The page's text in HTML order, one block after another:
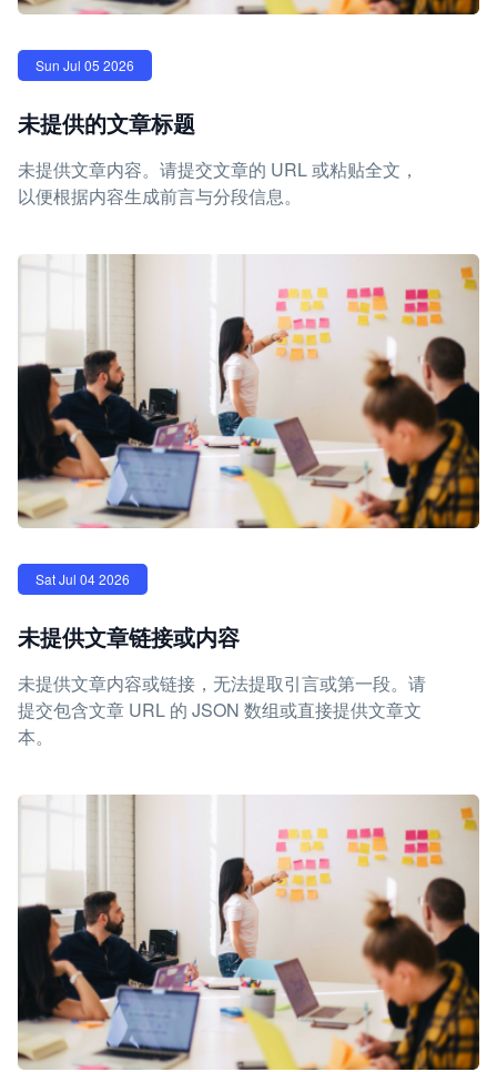
Sun Jul 05 2026
未提供的文章标题
未提供文章内容。请提交文章的 URL 或粘贴全文，
以便根据内容生成前言与分段信息。
Sat Jul 04 2026
未提供文章链接或内容
未提供文章内容或链接，无法提取引言或第一段。请
提交包含文章 URL 的 JSON 数组或直接提供文章文
本。